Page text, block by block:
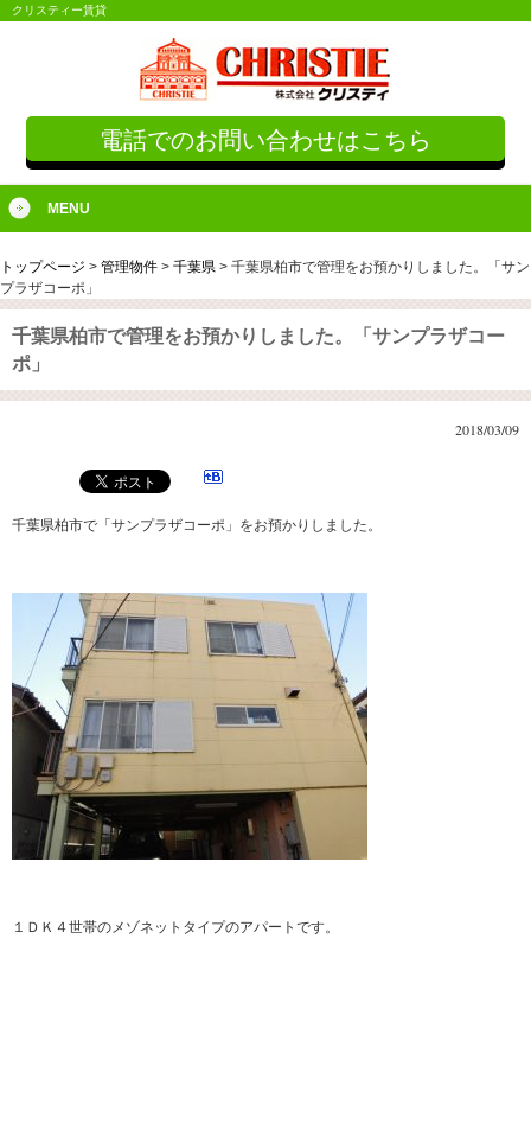
クリスティー賃貸
電話でのお問い合わせはこちら
MENU
トップページ > 管理物件 > 千葉県 > 千葉県柏市で管理をお預かりしました。「サン
プラザコーポ」
千葉県柏市で管理をお預かりしました。「サンプラザコー
ポ」
2018/03/09
千葉県柏市で「サンプラザコーポ」をお預かりしました。
１ＤＫ４世帯のメゾネットタイプのアパートです。